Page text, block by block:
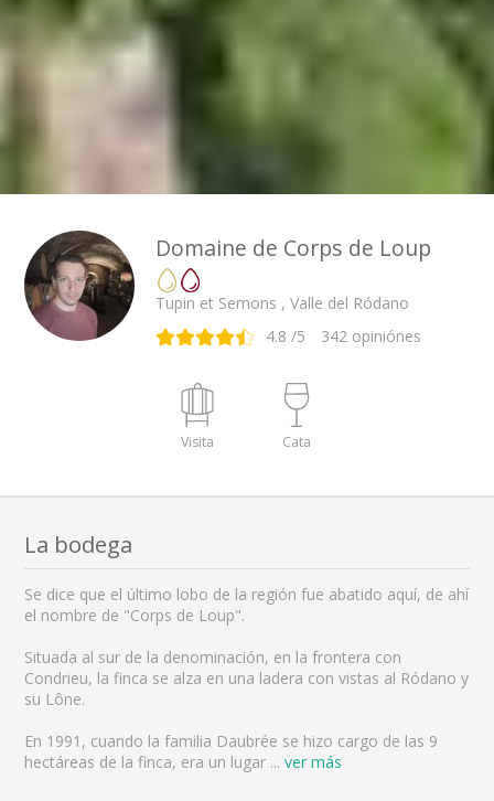
Domaine de Corps de Loup
Tupin et Semons , Valle del Ródano
4.8 /5 342 opiniónes
Visita Cata
La bodega
Se dice que el último lobo de la región fue abatido aquí, de ahí
el nombre de "Corps de Loup".
Situada al sur de la denominación, en la frontera con
Condrieu, la finca se alza en una ladera con vistas al Ródano y
su Lône.
En 1991, cuando la familia Daubrée se hizo cargo de las 9
hectáreas de la finca, era un lugar ... ver más